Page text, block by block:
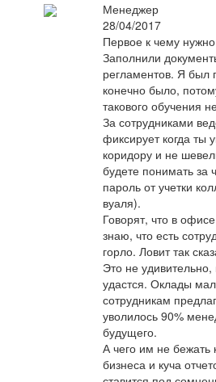
Менеджер
28/04/2017
Первое к чему
Заполнили
регламентов. Я был
конечно было,
такового обучения
За сотрудниками
фиксирует когда ты
коридору и не
будете понимать за
пароль от учетки
вуаля).
Говорят, что в
знаю, что есть
горло. Ловит так
Это не
удастся. Оклады
сотрудникам
уволилось 90%
будущего.
А чего им не бежать
бизнеса и куча